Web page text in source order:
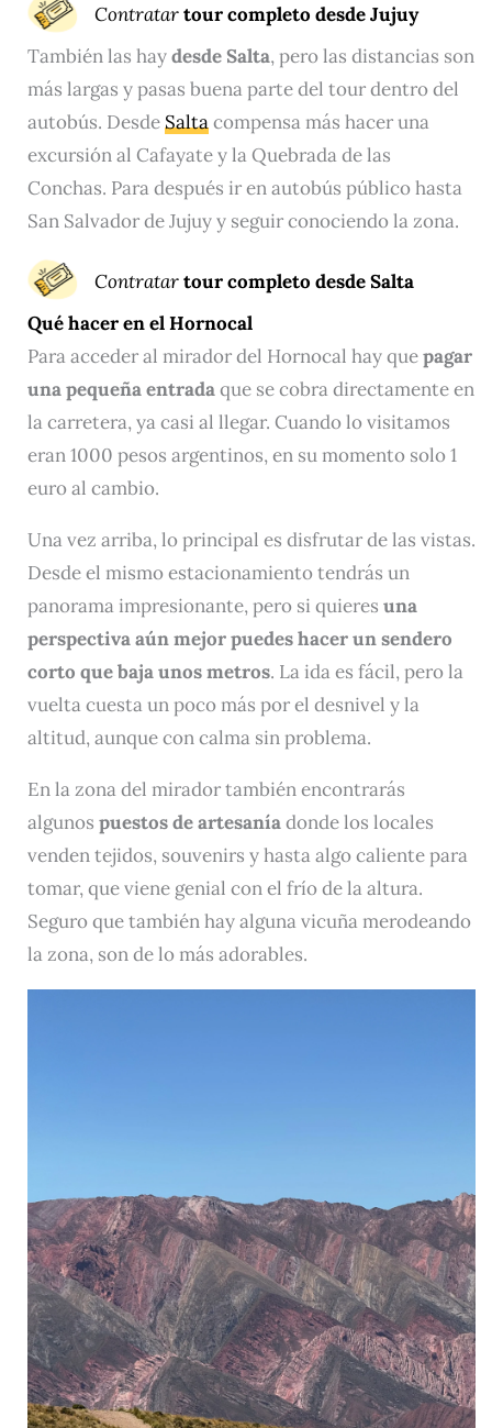
Contratartour completo desde Jujuy
También las haydesde Salta, pero las distancias son
más largas y pasas buena parte del tour dentro del
autobús. DesdeSaltacompensa más hacer una
excursión al Cafayate y la Quebrada de las
Conchas. Para después ir en autobús público hasta
San Salvador de Jujuy y seguir conociendo la zona.
Contratartour completo desde Salta
Qué hacer en el Hornocal
Para acceder al mirador del Hornocal hay quepagar
una pequeña entradaque se cobra directamente en
la carretera, ya casi al llegar. Cuando lo visitamos
eran 1000 pesos argentinos, en su momento solo 1
euro al cambio.
Una vez arriba, lo principal es disfrutar de las vistas.
Desde el mismo estacionamiento tendrás un
panorama impresionante, pero si quieres una
perspectiva aún mejor puedes hacer un sendero
corto que baja unos metros. La ida es fácil, pero la
vuelta cuesta un poco más por el desnivel y la
altitud, aunque con calma sin problema.
En la zona del mirador también encontrarás
algunos puestos de artesaníadonde los locales
venden tejidos, souvenirs y hasta algo caliente para
tomar, que viene genial con el frío de la altura.
Seguro que también hay alguna vicuña merodeando
la zona, son de lo más adorables.